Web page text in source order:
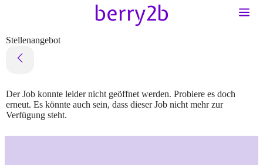
Stellenangebot
Der Job konnte leider nicht geöffnet werden. Probiere es doch
erneut. Es könnte auch sein, dass dieser Job nicht mehr zur
Verfügung steht.